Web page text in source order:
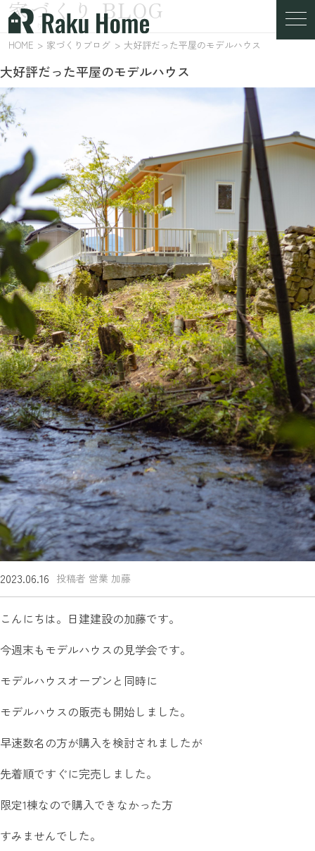
家づくりブログ
家づくり BLOG
HOME 家づくりブログ 大好評だった平屋のモデルハウス
大好評だった平屋のモデルハウス
2023.06.16 投稿者 営業 加藤
こんにちは。日建建設の加藤です。
今週末もモデルハウスの見学会です。
モデルハウスオープンと同時に
モデルハウスの販売も開始しました。
早速数名の方が購入を検討されましたが
先着順ですぐに完売しました。
限定1棟なので購入できなかった方
すみませんでした。